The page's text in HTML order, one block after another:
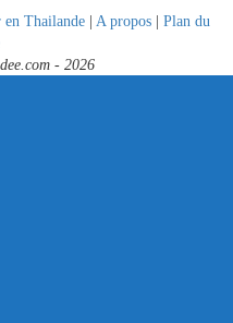
en Thailande | A propos | Plan du
- 2026